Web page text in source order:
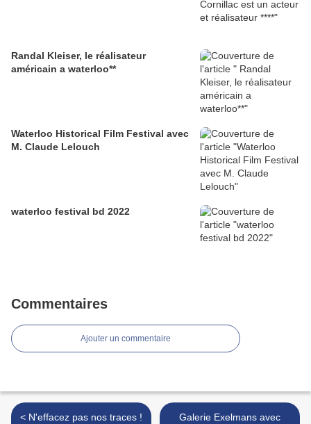
Randal Kleiser, le réalisateur
américain a waterloo**
Waterloo Historical Film Festival avec
M. Claude Lelouch
waterloo festival bd 2022
Commentaires
Ajouter un commentaire
< N'effacez pas nos traces !
Galerie Exelmans avec